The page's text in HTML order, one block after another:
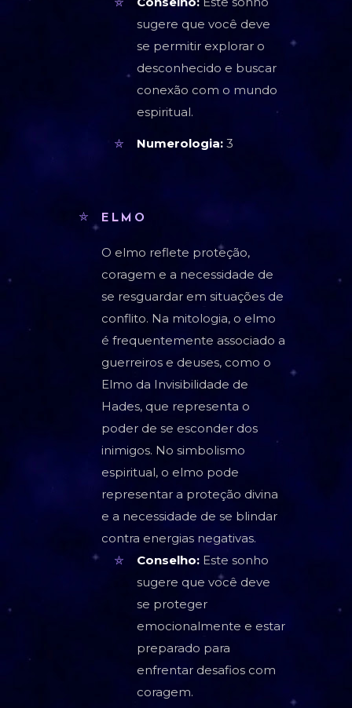
sugere que você deve
se permitir explorar o
desconhecido e buscar
conexão com o mundo
espiritual.
Numerologia: 3
ELMO
O elmo reflete proteção,
coragem e a necessidade de
se resguardar em situações de
conflito. Na mitologia, o elmo
é frequentemente associado a
guerreiros e deuses, como o
Elmo da Invisibilidade de
Hades, que representa o
poder de se esconder dos
inimigos. No simbolismo
espiritual, o elmo pode
representar a proteção divina
e a necessidade de se blindar
contra energias negativas.
Conselho: Este sonho
sugere que você deve
se proteger
emocionalmente e estar
preparado para
enfrentar desafios com
coragem.